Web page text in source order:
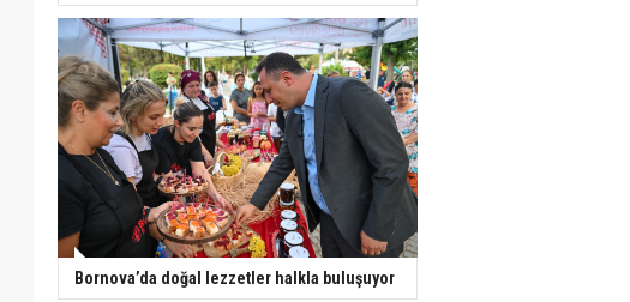
Bornova’da doğal lezzetler halkla buluşuyor